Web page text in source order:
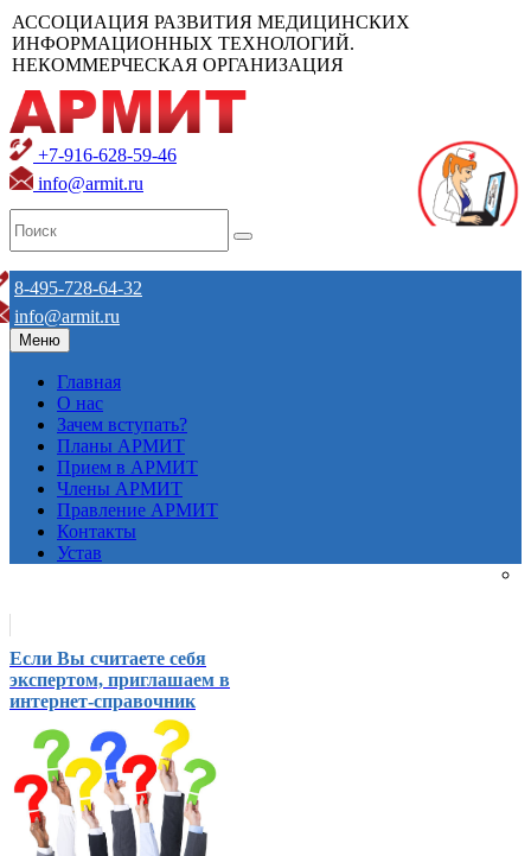
АССОЦИАЦИЯ РАЗВИТИЯ МЕДИЦИНСКИХ
ИНФОРМАЦИОННЫХ ТЕХНОЛОГИЙ.
НЕКОММЕРЧЕСКАЯ ОРГАНИЗАЦИЯ
+7-916-628-59-46
info@armit.ru
8-495-728-64-32
info@armit.ru
Меню
Главная
О нас
Зачем вступать?
Планы АРМИТ
Прием в АРМИТ
Члены АРМИТ
Правление АРМИТ
Контакты
Устав
Если Вы считаете себя
экспертом, приглашаем в
интернет-справочник